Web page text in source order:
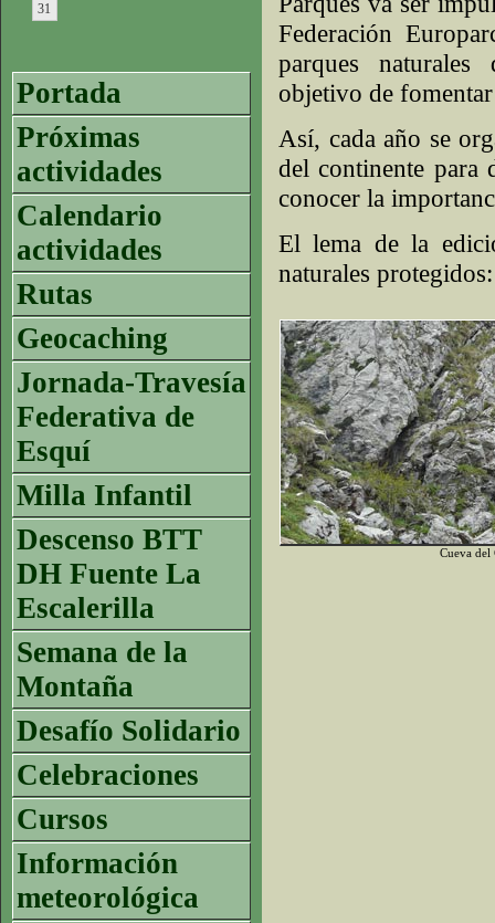
31
Portada
Próximas
actividades
Calendario
actividades
Rutas
Geocaching
Jornada-Travesía
Federativa de
Esquí
Milla Infantil
Descenso BTT
DH Fuente La
Escalerilla
Semana de la
Montaña
Desafío Solidario
Celebraciones
Cursos
Información
meteorológica
Federación
parques
objetivo de
Así, cada año se
del continente para
conocer la
El lema de la
naturales
Cueva del